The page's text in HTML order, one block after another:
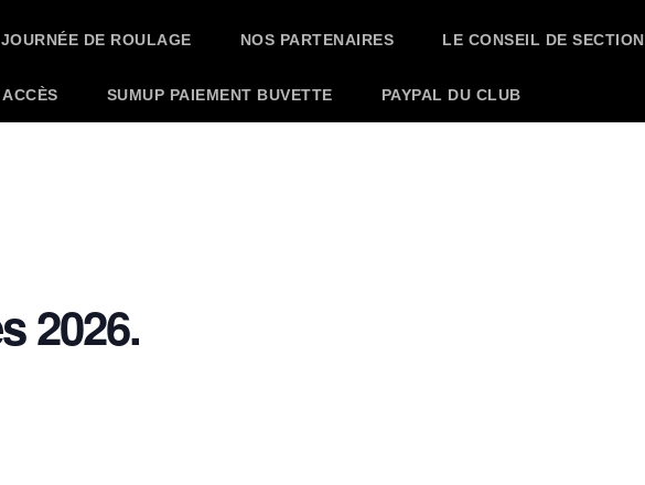
JOURNÉE DE ROULAGE NOS PARTENAIRES LE CONSEIL DE SECTION
SUMUP PAIEMENT BUVETTE PAYPAL DU CLUB
2026.